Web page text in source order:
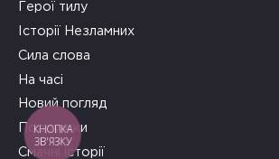
Герої тилу
Історії Незламних
Сила слова
На часі
Новий погляд
Подружки
Смачні історії
КНОПКА
ЗВ'ЯЗКУ